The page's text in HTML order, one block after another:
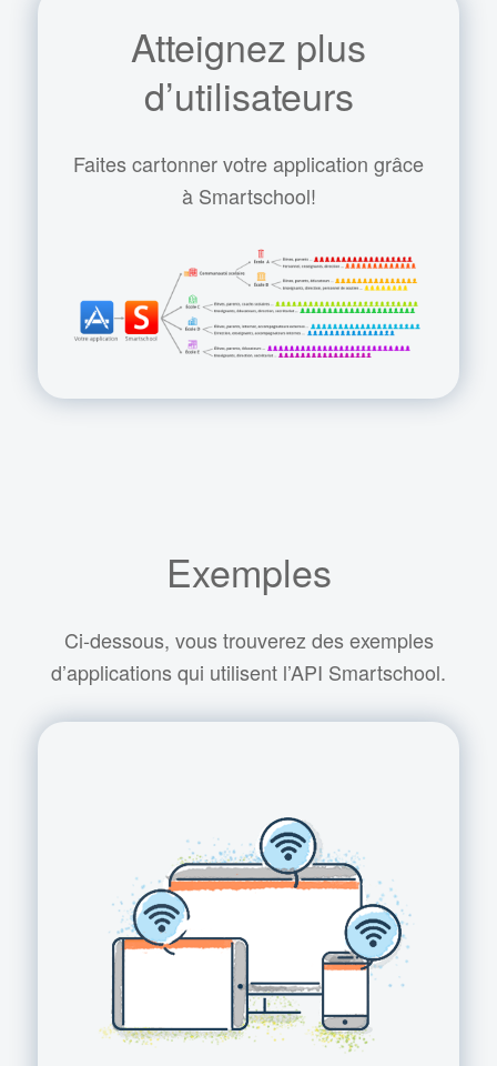
Atteignez plus
d’utilisateurs
Faites cartonner votre application grâce
à Smartschool!
Exemples
Ci-dessous, vous trouverez des exemples
d’applications qui utilisent l’API Smartschool.